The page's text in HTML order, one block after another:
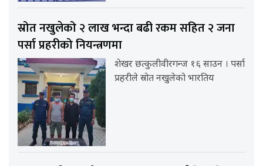
स्रोत नखुलेको २ लाख भन्दा बढी रकम सहित २ जना
पर्सा प्रहरीको नियन्त्रणमा
शेखर छत्कुलीवीरगन्ज १६ साउन । पर्सा
प्रहरीले स्रोत नखुलेको भारतिय